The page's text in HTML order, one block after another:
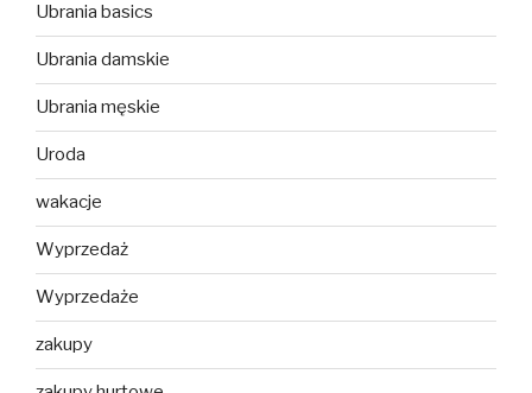
Ubrania basics
Ubrania damskie
Ubrania męskie
Uroda
wakacje
Wyprzedaż
Wyprzedaże
zakupy